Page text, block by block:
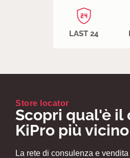
LAST 24
Store locator
Scopri qual'è il
KiPro più
La rete di consulenza e